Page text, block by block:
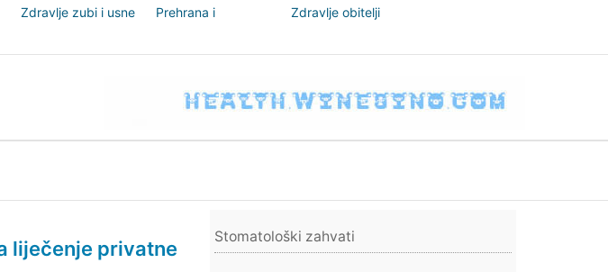
Zdravlje zubi i usne
Prehrana i
Zdravlje obitelji
liječenje privatne
Stomatološki zahvati